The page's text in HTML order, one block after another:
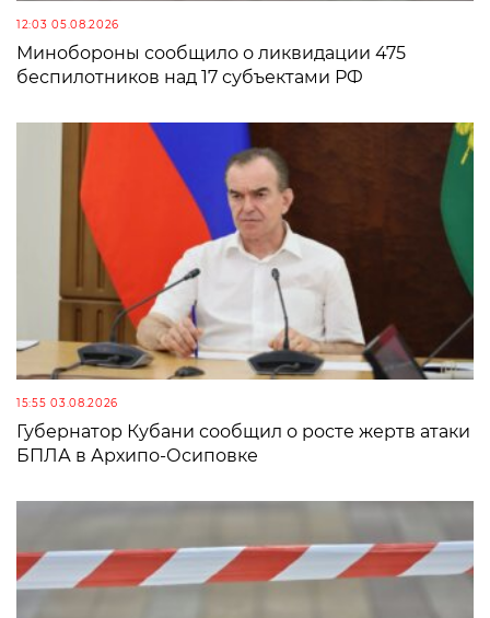
12:03 05.08.2026
Минобороны сообщило о ликвидации 475
беспилотников над 17 субъектами РФ
15:55 03.08.2026
Губернатор Кубани сообщил о росте жертв атаки
БПЛА в Архипо-Осиповке